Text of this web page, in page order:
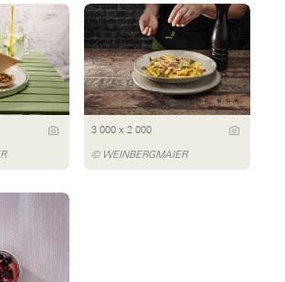
3 000 x 2 000
© WEINBERGMAIER